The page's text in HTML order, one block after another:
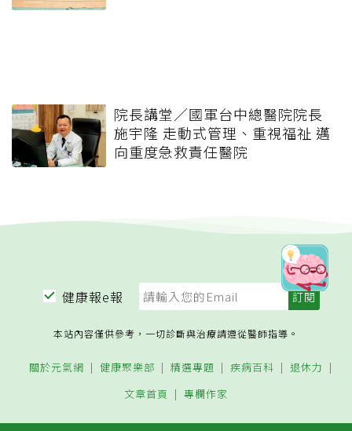
院長講堂／國軍台中總醫院院長
施宇隆 走動式管理、重視福祉 邁
向重度急救責任醫院
健康報e報
本站內容僅供參考，一切診斷與治療請遵從醫師指導。
關於元氣網 健康聚樂部 精選專題 疾病百科
退休力
文章首頁
專欄作家